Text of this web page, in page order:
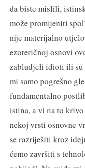
da biste mislili,
može promijeniti
nije materijalno
ezoteričnoj osnovi
zabludjeli idioti ili su
mi samo pogrešno
fundamentalno
istina, a vi na to krivo
nekoj vrsti osnovne
se razriješiti kroz
ćemo završiti s